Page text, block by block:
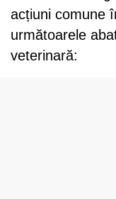
acțiuni comune
următoarele
veterinară: